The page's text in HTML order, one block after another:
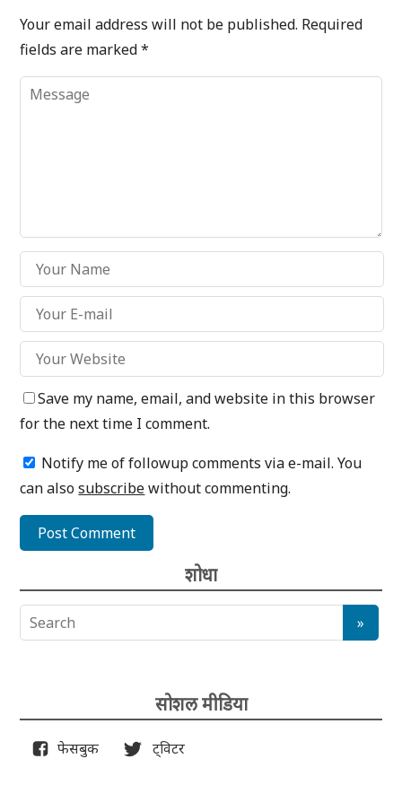
Your email address will not be published. Required
fields are marked*
Save my name, email, and website in this browser
for the next time I comment.
Notify me of followup comments via e-mail. You
can alsosubscribewithout commenting.
शोधा
सोशल मीडिया
फेसबुक ट्विटर